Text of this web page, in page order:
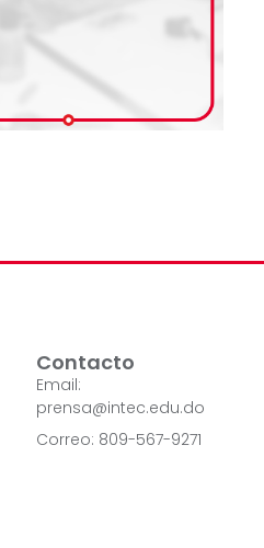
Contacto
Email:
prensa@intec.edu.do
Correo: 809-567-9271